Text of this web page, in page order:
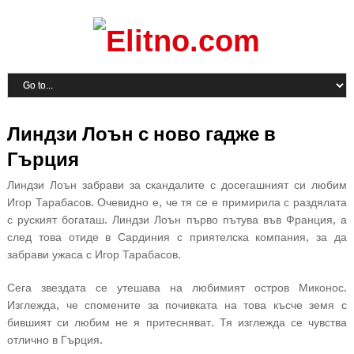
Линдзи Лоън с ново гадже в
Гърция
Линдзи Лоън забрави за скандалите с досегашният си любим
Игор Тарабасов. Очевидно е, че тя се е примирила с раздялата
с руският богаташ. Линдзи Лоън първо пътува във Франция, а
след това отиде в Сардиния с приятелска компания, за да
забрави ужаса с Игор Тарабасов.
Сега звездата се утешава на любимият остров Миконос.
Изглежда, че спомените за почивката на това късче земя с
бившият си любим не я притесняват. Тя изглежда се чувства
отлично в Гърция.